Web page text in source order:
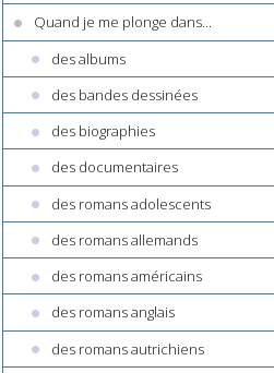
Quand je me plonge dans...
des albums
des bandes dessinées
des biographies
des documentaires
des romans adolescents
des romans allemands
des romans américains
des romans anglais
des romans autrichiens